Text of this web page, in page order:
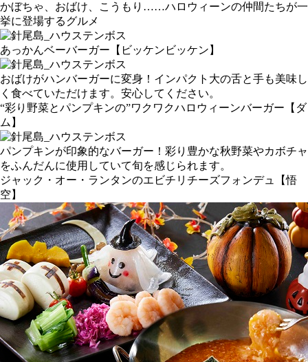
かぼちゃ、おばけ、こうもり……ハロウィーンの仲間たちが一
挙に登場するグルメ
あっかんベーバーガー 【ビッケンビッケン】
おばけがハンバーガーに変身！インパクト大の舌と手も美味し
く食べていただけます。安心してください。
“彩り野菜とパンプキンの”ワクワクハロウィーンバーガー 【ダ
ム】
パンプキンが印象的なバーガー！彩り豊かな秋野菜やカボチャ
をふんだんに使用していて旬を感じられます。
ジャック・オー・ランタンのエビチリチーズフォンデュ
【悟
空】